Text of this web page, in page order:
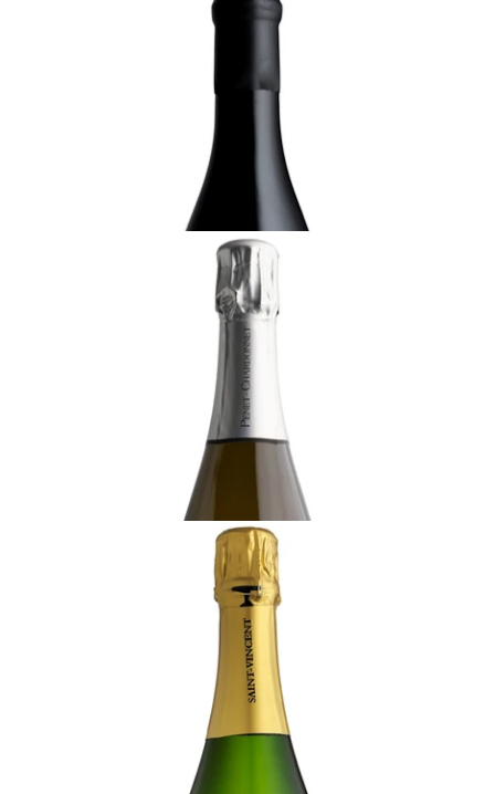
2018 モンテギュ、ブラン・ドゥ・ブラン、グラン
¥33,000 (税込) - 750ml
カートに追加する
テロワール・エ・サンス、ブラン・ドゥ・ブラン、
グラン・クリュ、 ペルプテュアル・レゼルヴ、エク
ストラ・ブリュット、プネ=シャルドネ
¥19,800 (税込) - 750ml
カートに追加する
2012 キュヴェ・エクセプショネル、サン・ヴァン
¥33,000 (税込) - 750ml
カートに追加する